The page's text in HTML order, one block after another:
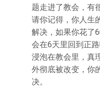
题走进了教会，有
请你记得，你人生
解决，如果你花了
会在6天里回到正
浸泡在教会里，真
外彻底被改变，你
决。